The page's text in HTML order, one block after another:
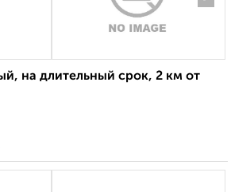
на длительный срок, 2 км от